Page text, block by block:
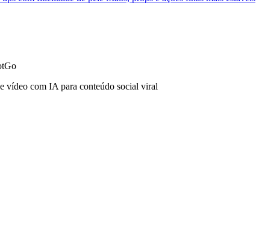
vídeo com IA para conteúdo social viral